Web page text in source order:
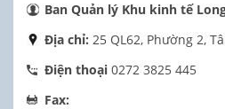
Ban Quản lý Khu kinh tế
Địa chỉ: 25 QL62, Phường 2,
Điện thoại 0272 3825 445
Fax: